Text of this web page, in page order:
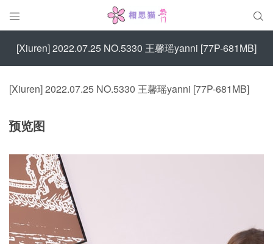
 
[Xiuren] 2022.07.25 NO.5330 王馨瑶yanni [77P-681MB]
[Xiuren] 2022.07.25 NO.5330 王馨瑶yanni [77P-681MB]
预览图